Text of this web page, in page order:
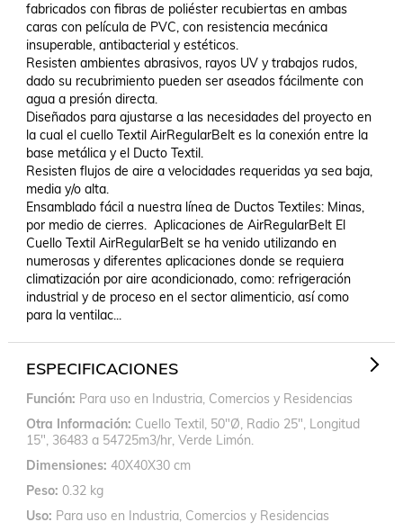
fabricados con fibras de poliéster recubiertas en ambas
caras con película de PVC, con resistencia mecánica
insuperable, antibacterial y estéticos.
Resisten ambientes abrasivos, rayos UV y trabajos rudos,
dado su recubrimiento pueden ser aseados fácilmente con
agua a presión directa.
Diseñados para ajustarse a las necesidades del proyecto en
la cual el cuello Textil AirRegularBelt es la conexión entre la
base metálica y el Ducto Textil.
Resisten flujos de aire a velocidades requeridas ya sea baja,
media y/o alta.
Ensamblado fácil a nuestra línea de Ductos Textiles: Minas,
por medio de cierres.  Aplicaciones de AirRegularBelt El
Cuello Textil AirRegularBelt se ha venido utilizando en
numerosas y diferentes aplicaciones donde se requiera
climatización por aire acondicionado, como: refrigeración
industrial y de proceso en el sector alimenticio, así como
para la ventilac...
ESPECIFICACIONES
Función Para uso en Industria, Comercios y Residencias
Otra Información Cuello Textil, 50"Ø, Radio 25", Longitud
15", 36483 a 54725m3/hr, Verde Limón.
Dimensiones 40X40X30 cm
Peso 0.32 kg
Uso Para uso en Industria, Comercios y Residencias